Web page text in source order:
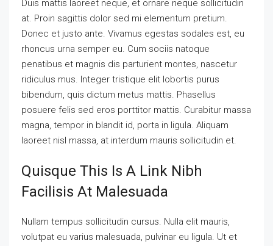
Duis mattis laoreet neque, et ornare neque sollicitudin
at. Proin sagittis dolor sed mi elementum pretium.
Donec et justo ante. Vivamus egestas sodales est, eu
rhoncus urna semper eu. Cum sociis natoque
penatibus et magnis dis parturient montes, nascetur
ridiculus mus. Integer tristique elit lobortis purus
bibendum, quis dictum metus mattis. Phasellus
posuere felis sed eros porttitor mattis. Curabitur massa
magna, tempor in blandit id, porta in ligula. Aliquam
laoreet nisl massa, at interdum mauris sollicitudin et.
Quisque This Is A Link Nibh
Facilisis At Malesuada
Nullam tempus sollicitudin cursus. Nulla elit mauris,
volutpat eu varius malesuada, pulvinar eu ligula. Ut et